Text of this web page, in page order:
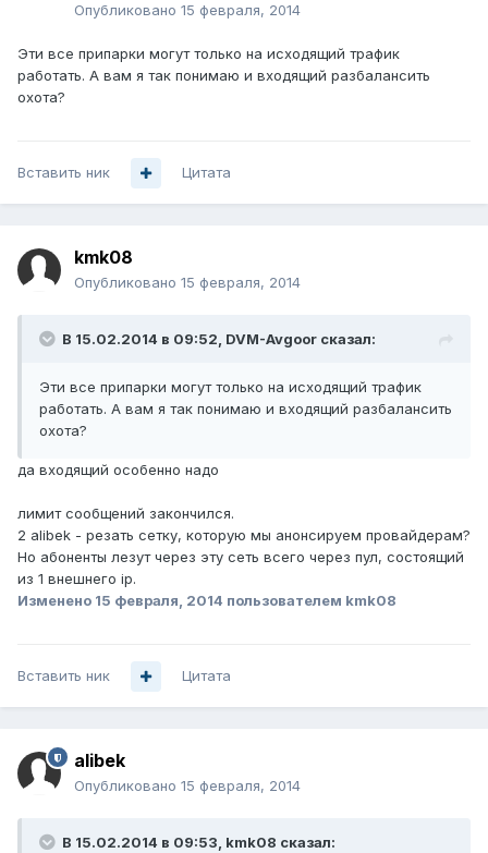
Опубликовано 15 февраля, 2014
Эти все припарки могут только на исходящий трафик
работать. А вам я так понимаю и входящий разбалансить
охота?
Вставить ник Цитата
kmk08
Опубликовано 15 февраля, 2014
В 15.02.2014 в 09:52, DVM-Avgoor сказал:
Эти все припарки могут только на исходящий трафик
работать. А вам я так понимаю и входящий разбалансить
охота?
да входящий особенно надо
лимит сообщений закончился.
2 alibek - резать сетку, которую мы анонсируем провайдерам?
Но абоненты лезут через эту сеть всего через пул, состоящий
из 1 внешнего ip.
Изменено 15 февраля, 2014 пользователем kmk08
Вставить ник Цитата
alibek
Опубликовано 15 февраля, 2014
В 15.02.2014 в 09:53, kmk08 сказал: